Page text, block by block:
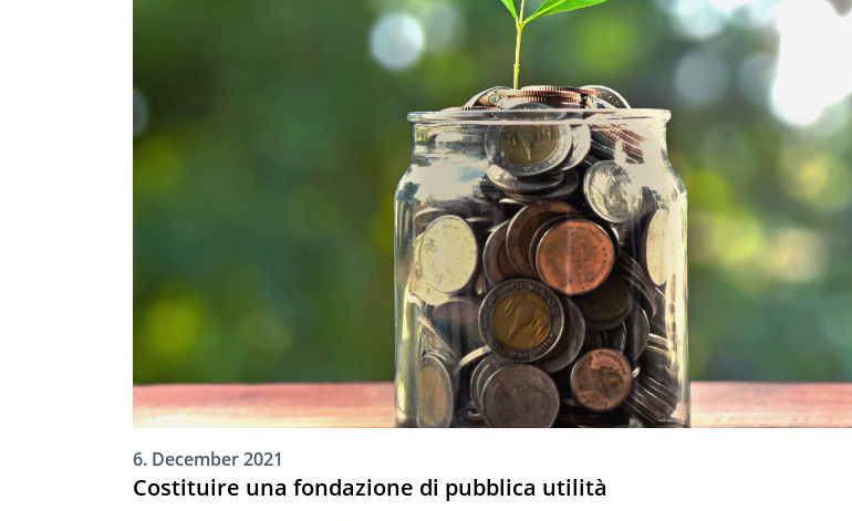
6. December 2021
Costituire una fondazione di pubblica utilità